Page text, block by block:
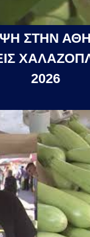
ΣΤΗΝ
2026